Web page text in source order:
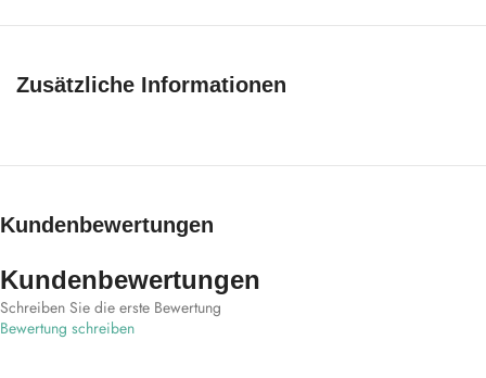
Zusätzliche Informationen
Kundenbewertungen
Kundenbewertungen
Schreiben Sie die erste Bewertung
Bewertung schreiben